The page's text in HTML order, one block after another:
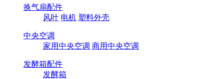
换气扇配件
风叶 电机 塑料外壳
中央空调
家用中央空调 商用中央空调
发酵箱配件
发酵箱